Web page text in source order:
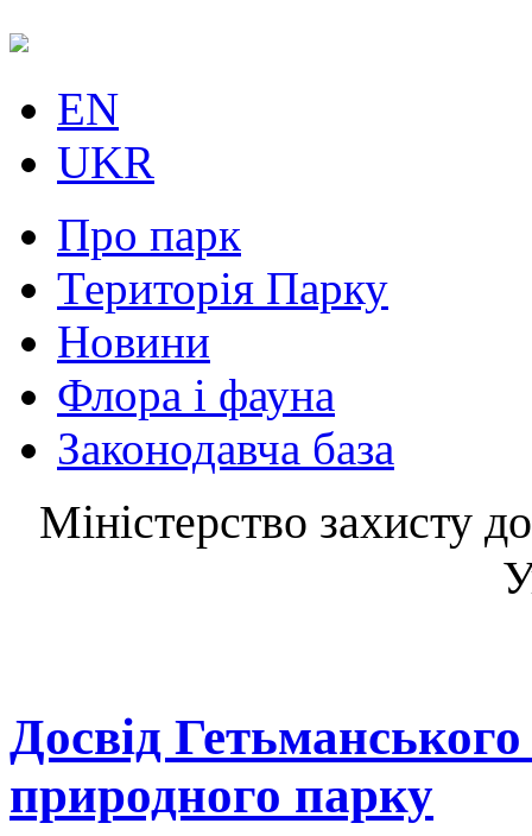
EN
UKR
Про парк
Територія Парку
Новини
Флора і фауна
Законодавча база
Міністерство захисту
Досвід
природного парку